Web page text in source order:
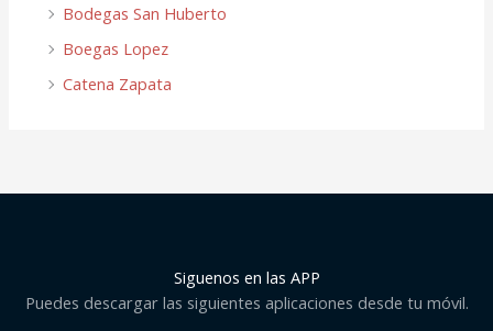
Bodegas San Huberto
Boegas Lopez
Catena Zapata
Siguenos en las APP
Puedes descargar las siguientes aplicaciones desde tu móvil.